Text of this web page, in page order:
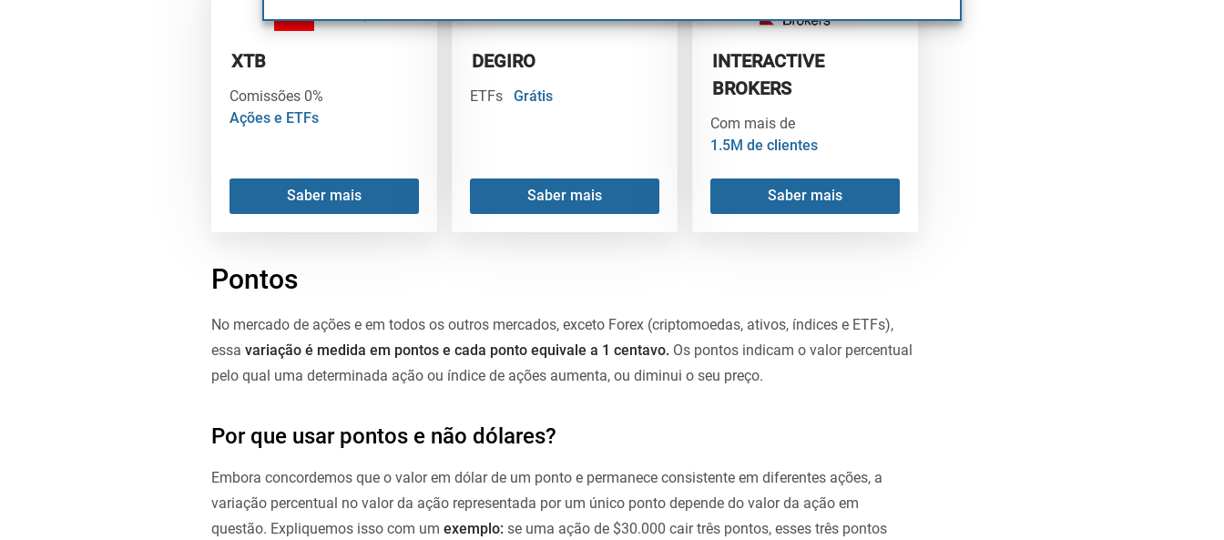
XTB
Comissões 0%
Ações e ETFs
Saber mais
DEGIRO
ETFs Grátis
Saber mais
INTERACTIVE
BROKERS
Com mais de
1.5M de clientes
Saber mais
Pontos
No mercado de ações e em todos os outros mercados, exceto Forex (criptomoedas, ativos, índices e ETFs),
essa variação é medida em pontos e cada ponto equivale a 1 centavo. Os pontos indicam o valor percentual
pelo qual uma determinada ação ou índice de ações aumenta, ou diminui o seu preço.
Por que usar pontos e não dólares?
Embora concordemos que o valor em dólar de um ponto e permanece consistente em diferentes ações, a
variação percentual no valor da ação representada por um único ponto depende do valor da ação em
questão. Expliquemos isso com um exemplo: se uma ação de $30.000 cair três pontos, esses três pontos